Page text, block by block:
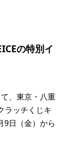
の特別イ
、東京・八重
ラッチくじキ
9日（金）から